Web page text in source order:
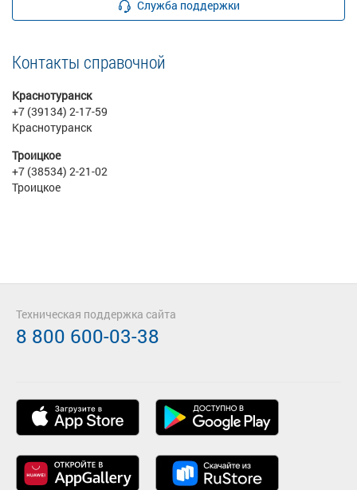
Служба поддержки
Контакты справочной
Краснотуранск
+7 (39134) 2-17-59
Краснотуранск
Троицкое
+7 (38534) 2-21-02
Троицкое
Техническая поддержка сайта
8 800 600-03-38